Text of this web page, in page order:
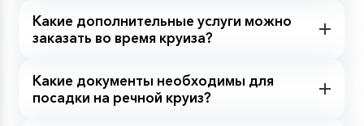
Какие дополнительные услуги можно
заказать во время круиза?
Какие документы необходимы для
посадки на речной круиз?